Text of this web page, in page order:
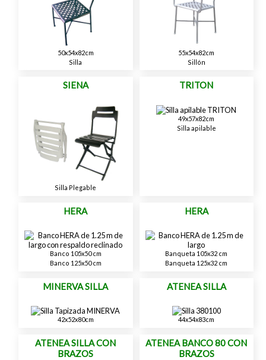
50x54x82cm
Silla
55x54x82cm
Sillón
SIENA
Silla Plegable
TRITON
49x57x82cm
Silla apilable
HERA
Banco 105x50 cm
Banco 125x50 cm
HERA
Banqueta 105x32 cm
Banqueta 125x32 cm
MINERVA SILLA
42x52x80cm
ATENEA SILLA
44x54x83cm
ATENEA SILLA CON
BRAZOS
ATENEA BANCO 80 CON
BRAZOS